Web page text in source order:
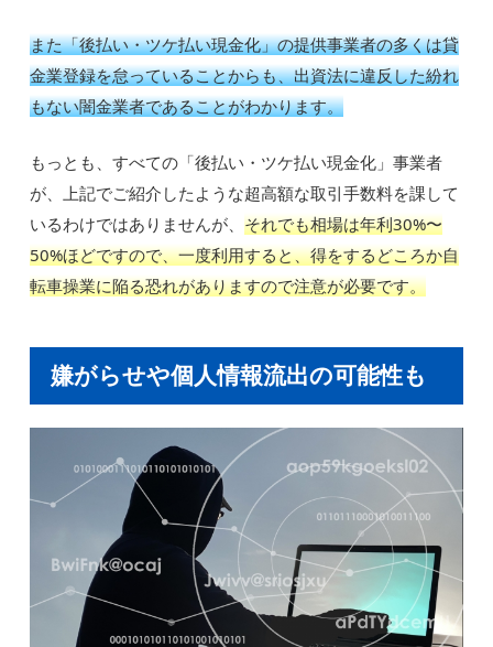
また「後払い・ツケ払い現金化」の提供事業者の多くは貸
金業登録を怠っていることからも、出資法に違反した紛れ
もない闇金業者であることがわかります。
もっとも、すべての「後払い・ツケ払い現金化」事業者
が、上記でご紹介したような超高額な取引手数料を課して
いるわけではありませんが、それでも相場は年利30%〜
50%ほどですので、一度利用すると、得をするどころか自
転車操業に陥る恐れがありますので注意が必要です。
嫌がらせや個人情報流出の可能性も